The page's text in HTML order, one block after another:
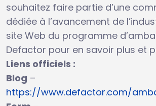
souhaitez faire partie d’une
dédiée à l’avancement de
site Web du programme
Defactor pour en savoir plus et
Liens officiels :
Blog –
https://www.defactor.com/